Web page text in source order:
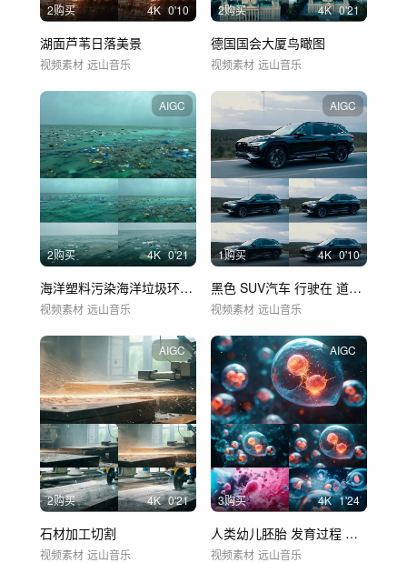
2购买 4K 0'10
湖面芦苇日落美景
视频素材 远山音乐
2购买 4K 0'21
德国国会大厦鸟瞰图
视频素材 远山音乐
AIGC
2购买 4K 0'21
海洋塑料污染海洋垃圾环境污染生态
视频素材 远山音乐
AIGC
1购买 4K 0'10
黑色 SUV汽车 行驶在 道路上
视频素材 远山音乐
AIGC
2购买 4K 0'21
石材加工切割
视频素材 远山音乐
AIGC
3购买 4K 1'24
人类幼儿胚胎 发育过程 怀孕
视频素材 远山音乐